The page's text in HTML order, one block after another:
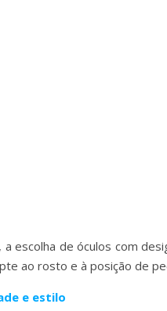
a escolha de óculos com
ao rosto e à posição de
e estilo